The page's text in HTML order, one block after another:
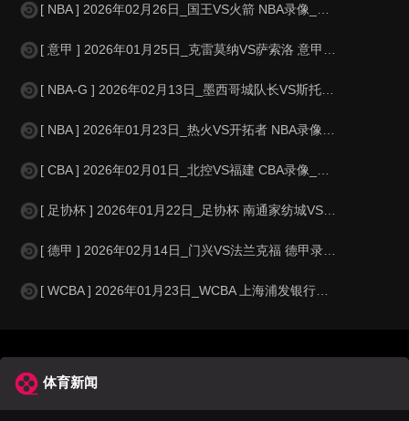
[ NBA ] 2026年02月26日_国王VS火箭 NBA录像_全场录像【
[ 意甲 ] 2026年01月25日_克雷莫纳VS萨索洛 意甲录像_全场录
[ NBA-G ] 2026年02月13日_墨西哥城队长VS斯托克顿国王 NBA
[ NBA ] 2026年01月23日_热火VS开拓者 NBA录像_高清录像
[ CBA ] 2026年02月01日_北控VS福建 CBA录像_全场录像【
[ 足协杯 ] 2026年01月22日_足协杯 南通家纺城VS青岛复力录像_
[ 德甲 ] 2026年02月14日_门兴VS法兰克福 德甲录像_高清录像
[ WCBA ] 2026年01月23日_WCBA 上海浦发银行女篮VS山东赤
体育新闻